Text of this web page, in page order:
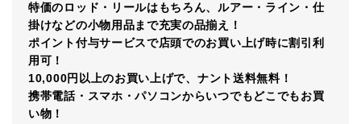
特価のロッド・リールはもちろん、ルアー・ライン・仕
掛けなどの小物用品まで充実の品揃え！
ポイント付与サービスで店頭でのお買い上げ時に割引利
用可！
10,000円以上のお買い上げで、ナント送料無料！
携帯電話・スマホ・パソコンからいつでもどこでもお買
い物！